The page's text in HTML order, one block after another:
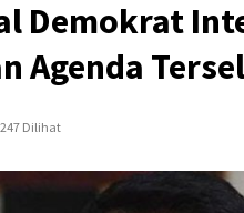
Demokrat
Agenda
247 Dilihat